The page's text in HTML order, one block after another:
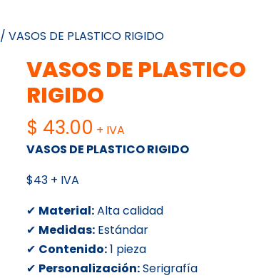
/ VASOS DE PLASTICO RIGIDO
VASOS DE PLASTICO
RIGIDO
$ 43.00 + IVA
VASOS DE PLASTICO RIGIDO
$43 + IVA
✔ Material:Alta calidad
✔ Medidas: Estándar
✔ Contenido:1 pieza
✔ Personalización:Serigrafía